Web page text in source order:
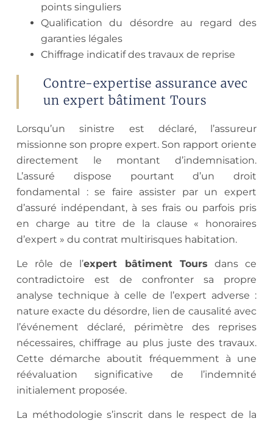
points singuliers
Qualification du désordre au regard des
garanties légales
Chiffrage indicatif des travaux de reprise
Contre-expertise assurance avec
un expert bâtiment Tours
Lorsqu’un sinistre est déclaré, l’assureur
missionne son propre expert. Son rapport oriente
directement le montant d’indemnisation.
L’assuré dispose pourtant d’un droit
fondamental : se faire assister par un expert
d’assuré indépendant, à ses frais ou parfois pris
en charge au titre de la clause « honoraires
d’expert » du contrat multirisques habitation.
Le rôle de l’expert bâtiment Tours dans ce
contradictoire est de confronter sa propre
analyse technique à celle de l’expert adverse :
nature exacte du désordre, lien de causalité avec
l’événement déclaré, périmètre des reprises
nécessaires, chiffrage au plus juste des travaux.
Cette démarche aboutit fréquemment à une
réévaluation significative de l’indemnité
initialement proposée.
La méthodologie s’inscrit dans le respect de la